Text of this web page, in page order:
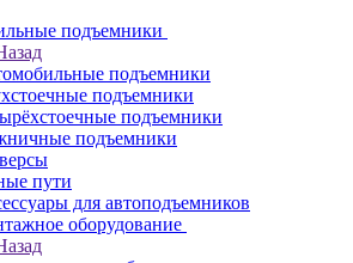
подъемники
подъемники
подъемники
подъемники
подъемники
пути
для автоподъемников
оборудование